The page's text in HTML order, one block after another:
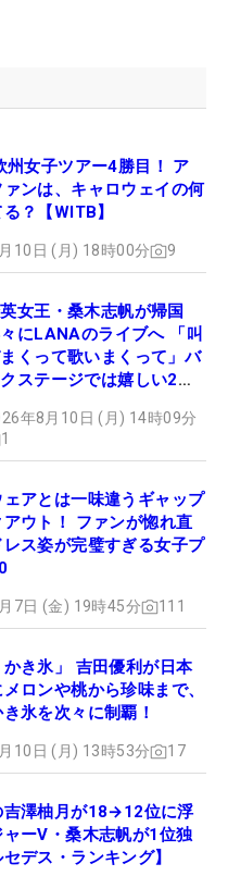
州女子ツアー4勝目！ ア
ァンは、キャロウェイの何
？【WITB】
10日 (月) 18時00分 9
女王・桑木志帆が帰国
にLANAのライブへ 「叫
くって歌いまくって」バ
ステージでは嬉しい2シ
年8月10日 (月) 14時09分
1
ェアとは一味違うギャップ
アウト！ ファンが惚れ直
レス姿が完璧すぎる女子プ
7日 (金) 19時45分 111
かき氷」 吉田優利が日本
ロンや桃から珍味まで、
氷を次々に制覇！
10日 (月) 13時53分 17
吉澤柚月が18→12位に浮
ーV・桑木志帆が1位独
デス・ランキング】